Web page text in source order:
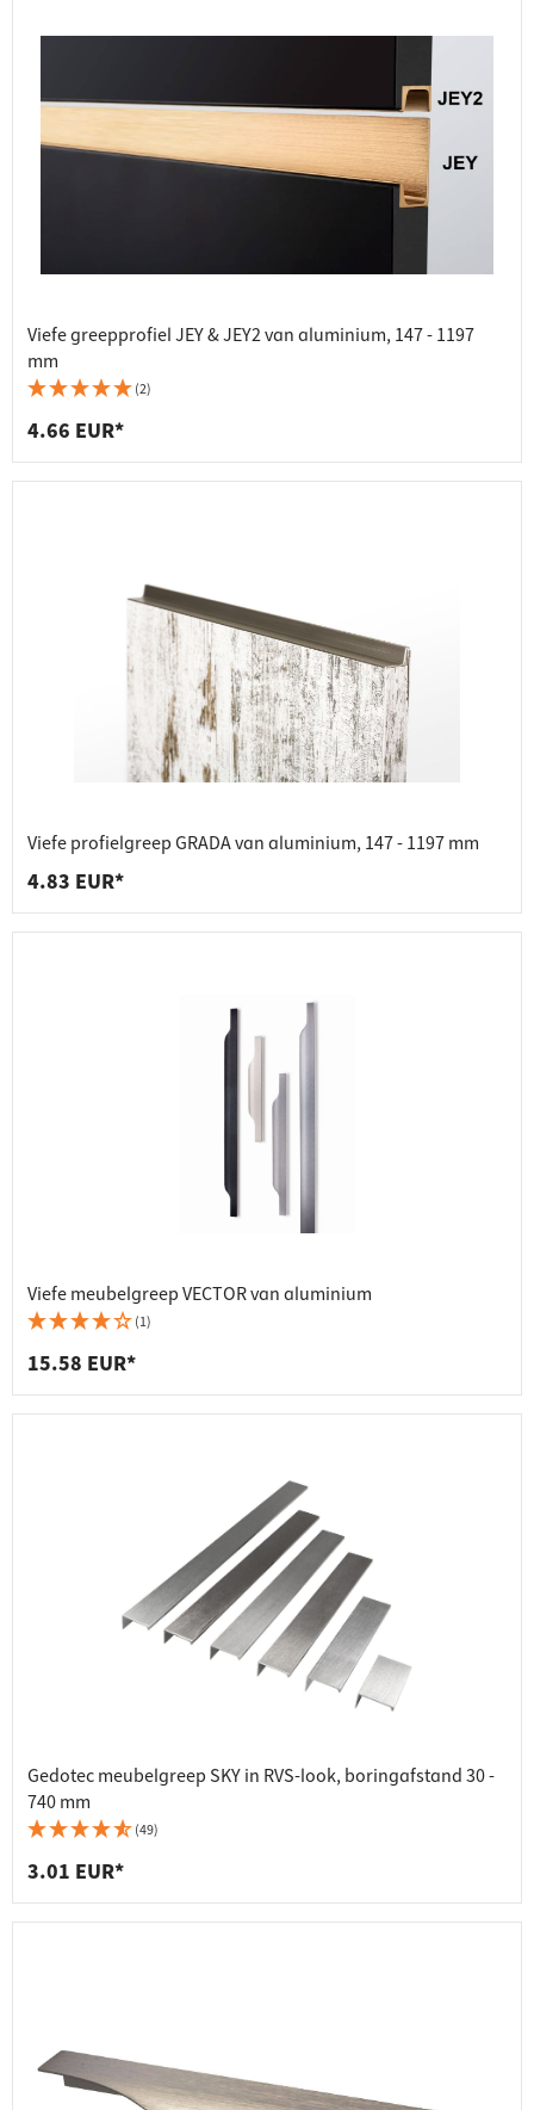
Viefe greepprofiel JEY & JEY2 van aluminium, 147 - 1197
mm
(2)
4.66 EUR*
Viefe profielgreep GRADA van aluminium, 147 - 1197 mm
4.83 EUR*
Viefe meubelgreep VECTOR van aluminium
(1)
15.58 EUR*
Gedotec meubelgreep SKY in RVS-look, boringafstand 30 -
740 mm
(49)
3.01 EUR*